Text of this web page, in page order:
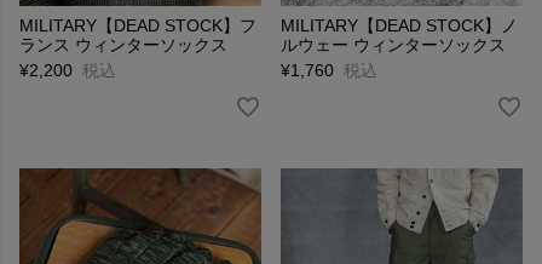
MILITARY【DEAD STOCK】フ
ランス ウィンターソックス
¥2,200 税込
MILITARY【DEAD STOCK】ノ
ルウェー ウィンターソックス
¥1,760 税込